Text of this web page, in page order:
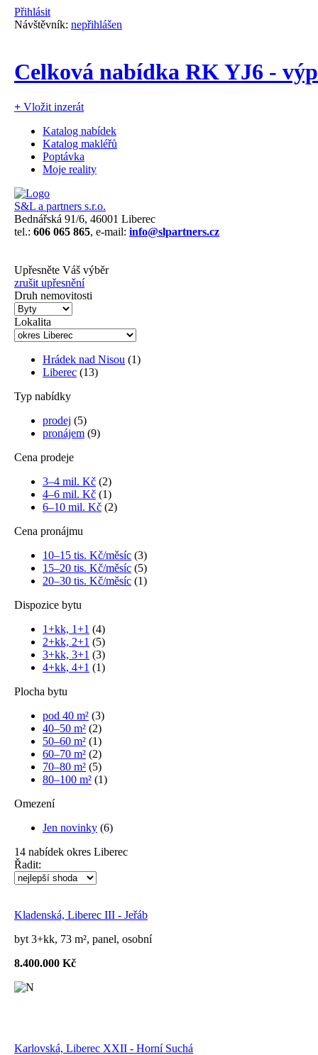
Přihlásit
Návštěvník: nepřihlášen
Celková nabídka RK YJ6 -
+ Vložit inzerát
Katalog nabídek
Katalog makléřů
Poptávka
Moje reality
S&L a partners s.r.o.
Bednářská 91/6, 46001 Liberec
tel.: 606 065 865, e-mail: info@slpartners.cz
Upřesněte Váš výběr
zrušit upřesnění
Druh nemovitosti
Lokalita
Hrádek nad Nisou (1)
Liberec (13)
Typ nabídky
prodej (5)
pronájem (9)
Cena prodeje
3–4 mil. Kč (2)
4–6 mil. Kč (1)
6–10 mil. Kč (2)
Cena pronájmu
10–15 tis. Kč/měsíc (3)
15–20 tis. Kč/měsíc (5)
20–30 tis. Kč/měsíc (1)
Dispozice bytu
1+kk, 1+1 (4)
2+kk, 2+1 (5)
3+kk, 3+1 (3)
4+kk, 4+1 (1)
Plocha bytu
pod 40 m² (3)
40–50 m² (2)
50–60 m² (1)
60–70 m² (2)
70–80 m² (5)
80–100 m² (1)
Omezení
Jen novinky (6)
14 nabídek okres Liberec
Řadit:
Kladenská, Liberec III - Jeřáb
byt 3+kk, 73 m², panel, osobní
8.400.000 Kč
Karlovská, Liberec XXII - Horní Suchá